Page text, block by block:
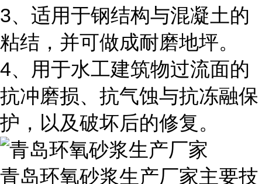
3、适用于钢结构与混凝土的
粘结，并可做成耐磨地坪。
4、用于水工建筑物过流面的
抗冲磨损、抗气蚀与抗冻融保
护，以及破坏后的修复。
青岛环氧砂浆生产厂家主要技